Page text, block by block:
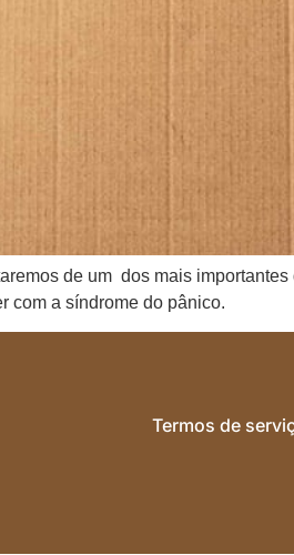
de um dos mais
com a síndrome do pânico.
Termos de